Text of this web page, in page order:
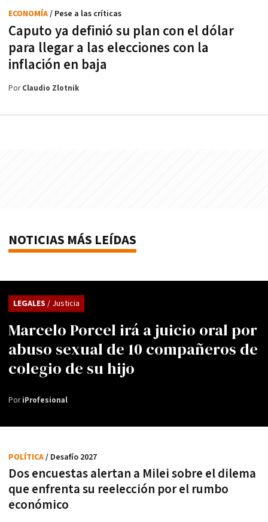
Caputo ya definió su plan con el dólar
para llegar a las elecciones con la
inflación en baja
ECONOMÍA/ Pese a las críticas
PorClaudio Zlotnik
NOTICIAS MÁS LEÍDAS
Marcelo Porcel irá a juicio oral por
abuso sexual de 10 compañeros de
colegio de su hijo
LEGALES / Justicia
PoriProfesional
Dos encuestas alertan a Milei sobre el dilema
que enfrenta su reelección por el rumbo
económico
POLÍTICA/ Desafío 2027